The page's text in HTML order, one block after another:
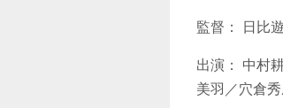
監督： 日比
出演： 中村
美羽／穴倉